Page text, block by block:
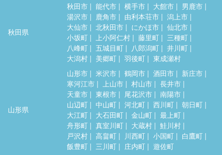
秋田県
秋田市 能代市 横手市 大館市
男鹿市
湯沢市
鹿角市 由利本荘市
潟上市
大仙市
北秋田市 にかほ市
仙北市
小坂町
上小阿仁村 藤里町
三種町
八峰町
五城目町 八郎潟町
井川町
大潟村
美郷町 羽後町 東成瀬村
山形県
山形市 米沢市 鶴岡市 酒田市
新庄市
寒河江市
上山市 村山市
長井市
天童市
東根市 尾花沢市
南陽市
山辺町
中山町 河北町 西川町
朝日町
大江町
大石田町 金山町
最上町
舟形町
真室川町 大蔵村
鮭川村
戸沢村
高畠町 川西町 小国町
白鷹町
飯豊町
三川町 庄内町 遊佐町